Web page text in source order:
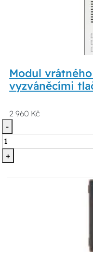
Modul
vyzváněcími
2 960 Kč
-
+